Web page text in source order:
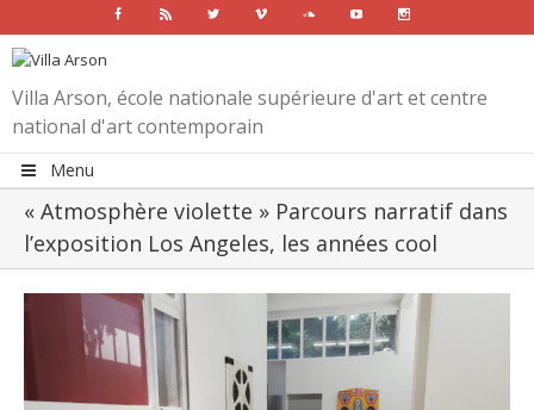
Facebook Rss Twitter Vimeo SoundcloudYoutube
Villa Arson, école nationale supérieure d'art et centre
national d'art contemporain
Menu
« Atmosphère violette » Parcours narratif dans
l’exposition Los Angeles, les années cool